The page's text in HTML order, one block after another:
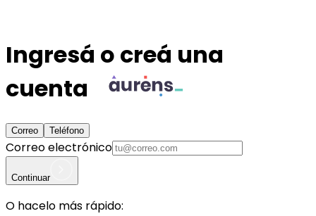
Ingresá o creá una
cuenta
Correo Teléfono
Correo electrónico
Continuar
O hacelo más rápido: